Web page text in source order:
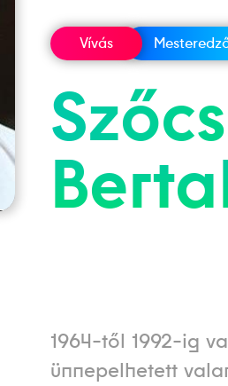
Vívás
Szőcs
1964-től 1992-ig
ünnepelhetett